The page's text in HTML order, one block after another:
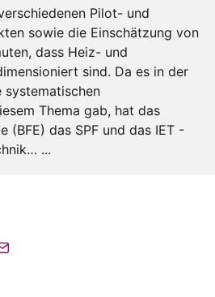
Pilot- und
sowie die Einschätzung von
dass Heiz- und
sind. Da es in der
systematischen
Thema gab, hat das
(BFE) das SPF und das IET -
...